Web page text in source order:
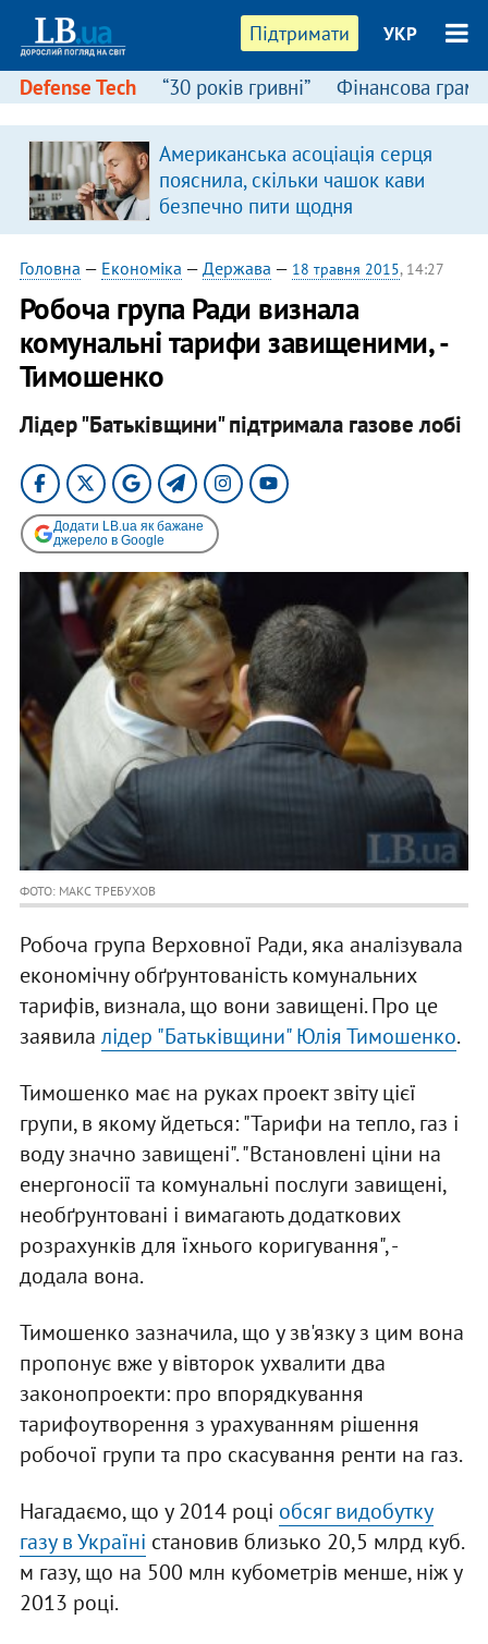
Підтримати УКР
Defense Tech “30 років гривні” Фінансова
Американська асоціація серця
пояснила, скільки чашок кави
безпечно пити щодня
Головна — Економіка — Держава — 18 травня 2015, 14:27
Робоча група Ради визнала
комунальні тарифи завищеними, -
Тимошенко
Лідер "Батьківщини" підтримала газове лобі
Додати LB.ua як бажане
джерело в Google
ФОТО: МАКС ТРЕБУХОВ
Робоча група Верховної Ради, яка аналізувала
економічну обґрунтованість комунальних
тарифів, визнала, що вони завищені. Про це
заявила лідер "Батьківщини" Юлія Тимошенко.
Тимошенко має на руках проект звіту цієї
групи, в якому йдеться: "Тарифи на тепло, газ і
воду значно завищені". "Встановлені ціни на
енергоносії та комунальні послуги завищені,
необґрунтовані і вимагають додаткових
розрахунків для їхнього коригування", -
додала вона.
Тимошенко зазначила, що у зв'язку з цим вона
пропонує вже у вівторок ухвалити два
законопроекти: про впорядкування
тарифоутворення з урахуванням рішення
робочої групи та про скасування ренти на газ.
Нагадаємо, що у 2014 році обсяг видобутку
газу в Україні становив близько 20,5 млрд куб.
м газу, що на 500 млн кубометрів менше, ніж у
2013 році.